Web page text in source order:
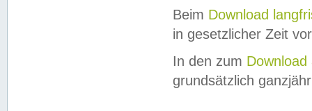
Beim Download
in gesetzlicher Zeit
In den zum Download
grundsätzlich